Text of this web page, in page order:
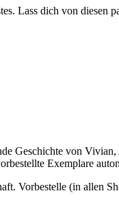
Lass dich von diesen
Geschichte von
Exemplare
Vorbestelle (in allen